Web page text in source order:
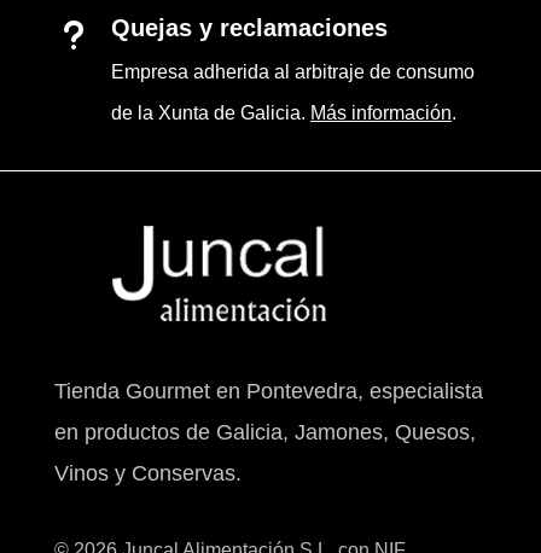
u Quejas y reclamaciones
Empresa adherida al arbitraje de consumo
de la Xunta de Galicia. Más información.
Tienda Gourmet en Pontevedra, especialista
en productos de Galicia, Jamones, Quesos,
Vinos y Conservas.